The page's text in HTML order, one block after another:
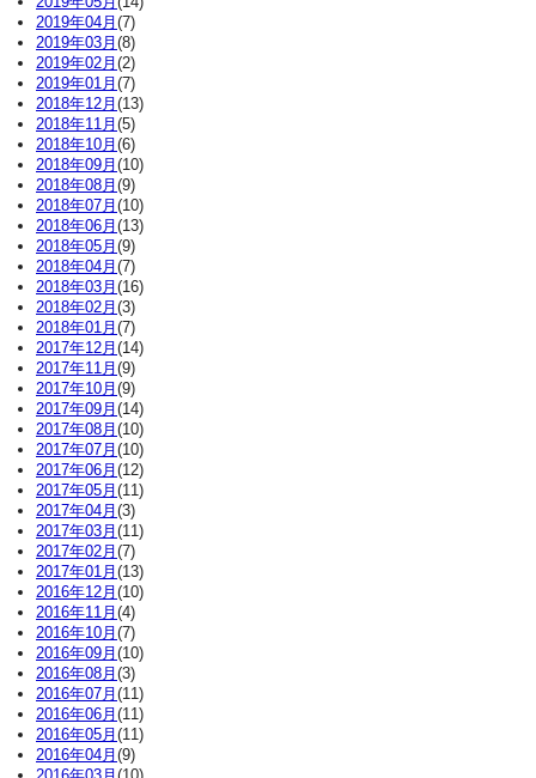
2019年04月(7)
2019年03月(8)
2019年02月(2)
2019年01月(7)
2018年12月(13)
2018年11月(5)
2018年10月(6)
2018年09月(10)
2018年08月(9)
2018年07月(10)
2018年06月(13)
2018年05月(9)
2018年04月(7)
2018年03月(16)
2018年02月(3)
2018年01月(7)
2017年12月(14)
2017年11月(9)
2017年10月(9)
2017年09月(14)
2017年08月(10)
2017年07月(10)
2017年06月(12)
2017年05月(11)
2017年04月(3)
2017年03月(11)
2017年02月(7)
2017年01月(13)
2016年12月(10)
2016年11月(4)
2016年10月(7)
2016年09月(10)
2016年08月(3)
2016年07月(11)
2016年06月(11)
2016年05月(11)
2016年04月(9)
2016年03月(10)